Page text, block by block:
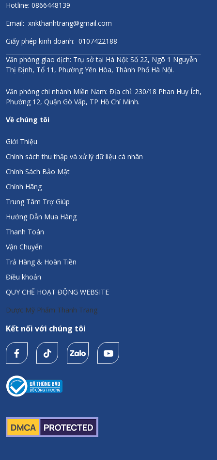
Hotline: 0866448139
Email: xnkthanhtrang@gmail.com
Giấy phép kinh doanh: 0107422188
Văn phòng giao dịch: Trụ sở tại Hà Nội: Số 22, Ngõ 1 Nguyễn
Thị Định, Tổ 11, Phường Yên Hòa, Thành Phố Hà Nội.
Văn phòng chi nhánh Miền Nam: Địa chỉ: 230/18 Phan Huy Ích,
Phường 12, Quận Gò Vấp, TP Hồ Chí Minh.
Về chúng tôi
Giới Thiệu
Chính sách thu thập và xử lý dữ liệu cá nhân
Chính Sách Bảo Mật
Chính Hãng
Trung Tâm Trợ Giúp
Hướng Dẫn Mua Hàng
Thanh Toán
Vận Chuyển
Trả Hàng & Hoàn Tiền
Điều khoản
QUY CHẾ HOẠT ĐỘNG WEBSITE
Dược Mỹ Phẩm Thanh Trang
Kết nối với chúng tôi